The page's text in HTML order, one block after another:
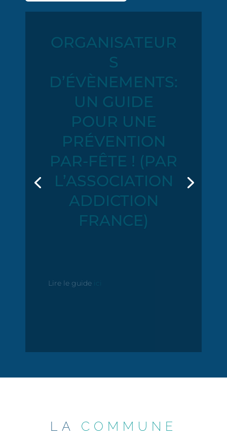
NOUVELLE
RÉGLEMENTATI
ON POUR LES
FEUX À L’AIR
LIBRE
Voici le nouvel arrêté préfectoral
réglementant l’emploi du feu à l’air
libre dans le département de
l’Ariège, qui annule et remplace
Voir le document
LA COMMUNE